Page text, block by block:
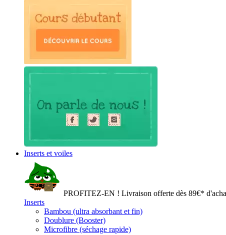
Inserts et voiles
PROFITEZ-EN ! Livraison offerte dès 89€*
Inserts
Bambou (ultra absorbant et fin)
Doublure (Booster)
Microfibre (séchage rapide)